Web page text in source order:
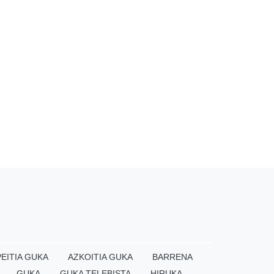
GUKA AZKOITIA GUKA
BARRENA